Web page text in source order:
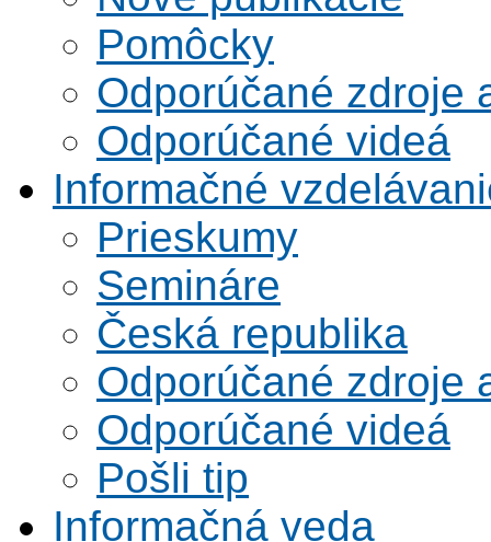
Pomôcky
Odporúčané zdroje
Odporúčané videá
Informačné
Prieskumy
Semináre
Česká republika
Odporúčané zdroje
Odporúčané videá
Pošli tip
Informačná veda